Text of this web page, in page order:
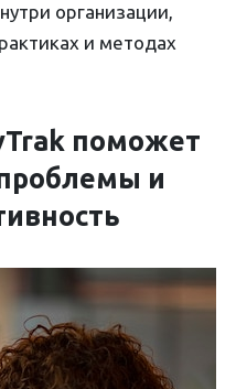
организации,
и методах
поможет
и